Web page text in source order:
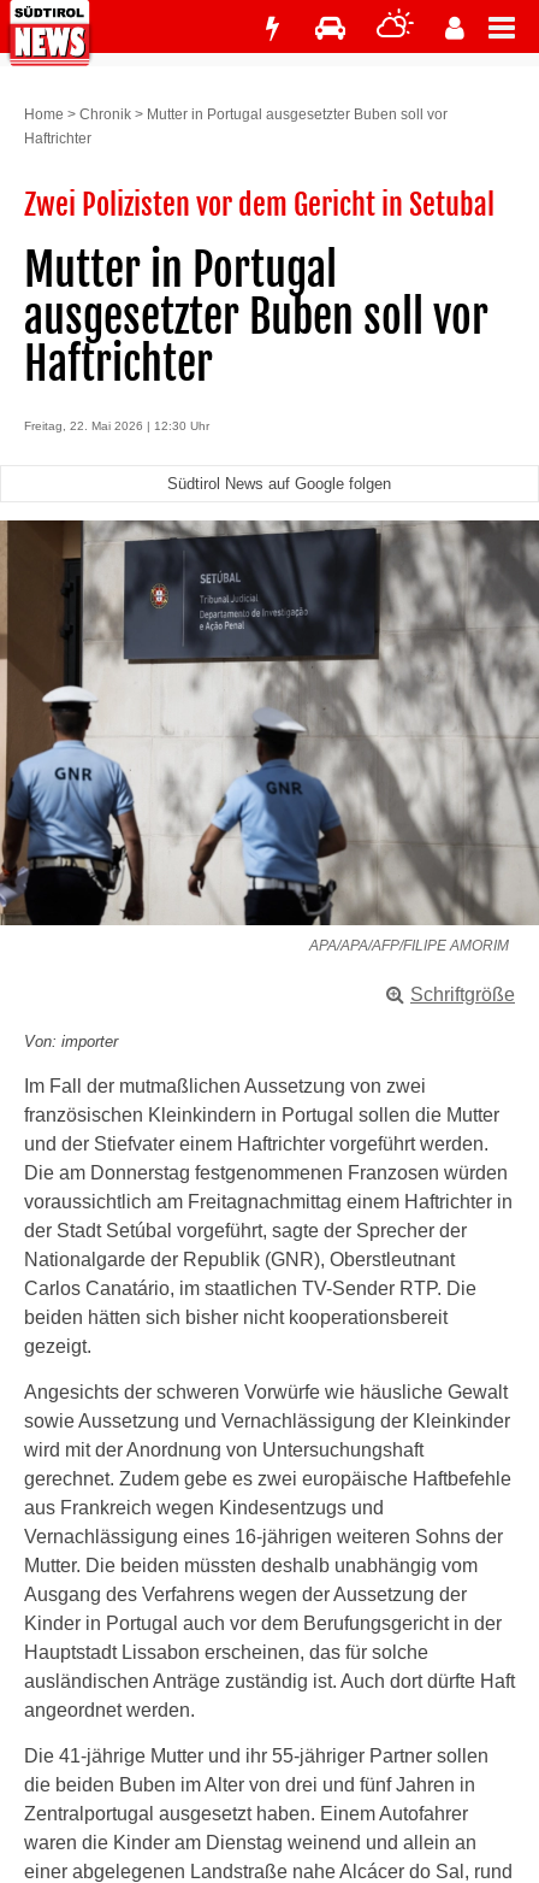
Home > Chronik > Mutter in Portugal ausgesetzter Buben soll vor
Haftrichter
Zwei Polizisten vor dem Gericht in Setubal
Mutter in Portugal
ausgesetzter Buben soll vor
Haftrichter
Freitag, 22. Mai 2026 | 12:30 Uhr
Südtirol News auf Google folgen
APA/APA/AFP/FILIPE AMORIM
Schriftgröße
Von: importer
Im Fall der mutmaßlichen Aussetzung von zwei
französischen Kleinkindern in Portugal sollen die Mutter
und der Stiefvater einem Haftrichter vorgeführt werden.
Die am Donnerstag festgenommenen Franzosen würden
voraussichtlich am Freitagnachmittag einem Haftrichter in
der Stadt Setúbal vorgeführt, sagte der Sprecher der
Nationalgarde der Republik (GNR), Oberstleutnant
Carlos Canatário, im staatlichen TV-Sender RTP. Die
beiden hätten sich bisher nicht kooperationsbereit
gezeigt.
Angesichts der schweren Vorwürfe wie häusliche Gewalt
sowie Aussetzung und Vernachlässigung der Kleinkinder
wird mit der Anordnung von Untersuchungshaft
gerechnet. Zudem gebe es zwei europäische Haftbefehle
aus Frankreich wegen Kindesentzugs und
Vernachlässigung eines 16-jährigen weiteren Sohns der
Mutter. Die beiden müssten deshalb unabhängig vom
Ausgang des Verfahrens wegen der Aussetzung der
Kinder in Portugal auch vor dem Berufungsgericht in der
Hauptstadt Lissabon erscheinen, das für solche
ausländischen Anträge zuständig ist. Auch dort dürfte Haft
angeordnet werden.
Die 41-jährige Mutter und ihr 55-jähriger Partner sollen
die beiden Buben im Alter von drei und fünf Jahren in
Zentralportugal ausgesetzt haben. Einem Autofahrer
waren die Kinder am Dienstag weinend und allein an
einer abgelegenen Landstraße nahe Alcácer do Sal, rund